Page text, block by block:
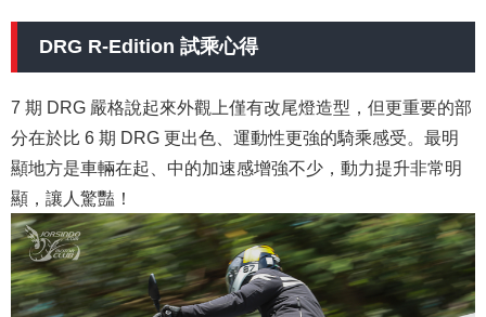
DRG R-Edition 試乘心得
7 期 DRG 嚴格說起來外觀上僅有改尾燈造型，但更重要的部
分在於比 6 期 DRG 更出色、運動性更強的騎乘感受。最明
顯地方是車輛在起、中的加速感增強不少，動力提升非常明
顯，讓人驚豔！